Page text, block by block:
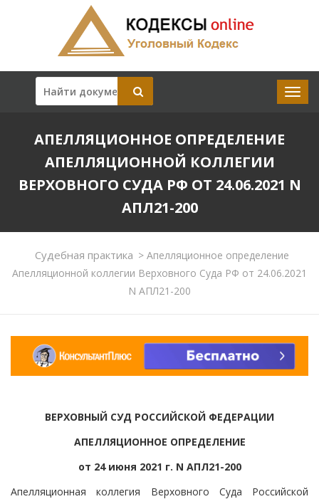
АПЕЛЛЯЦИОННОЕ ОПРЕДЕЛЕНИЕ
АПЕЛЛЯЦИОННОЙ КОЛЛЕГИИ
ВЕРХОВНОГО СУДА РФ ОТ 24.06.2021 N
АПЛ21-200
Судебная практика > Апелляционное определение
Апелляционной коллегии Верховного Суда РФ от 24.06.2021
N АПЛ21-200
ВЕРХОВНЫЙ СУД РОССИЙСКОЙ ФЕДЕРАЦИИ
АПЕЛЛЯЦИОННОЕ ОПРЕДЕЛЕНИЕ
от 24 июня 2021 г. N АПЛ21-200
Апелляционная коллегия Верховного Суда Российской